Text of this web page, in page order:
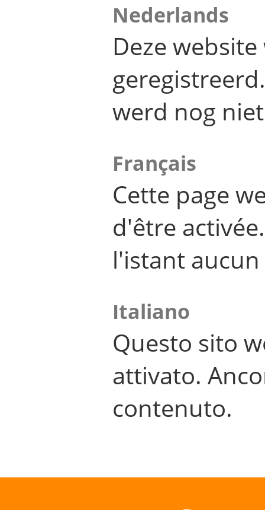
Nederlands
Deze
werd nog
Français
Cette page
d'être
l'istant
Italiano
Questo sito
attivato.
contenuto.